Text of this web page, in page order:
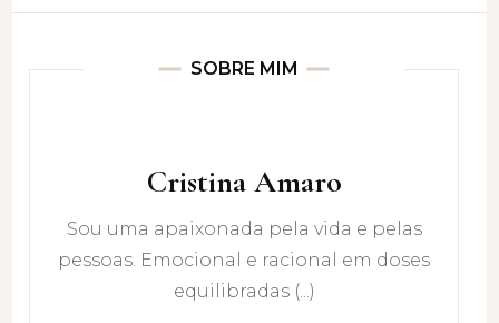
SOBRE MIM
Cristina Amaro
Sou uma apaixonada pela vida e pelas
pessoas. Emocional e racional em doses
equilibradas (...)